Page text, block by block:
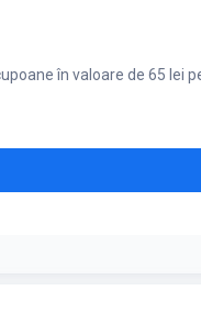
în valoare de 65 lei